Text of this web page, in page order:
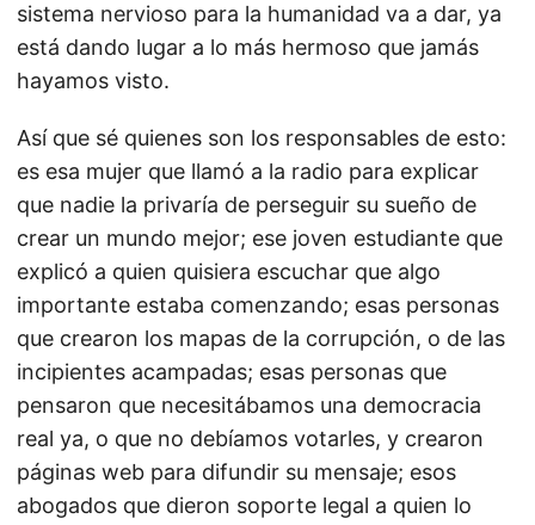
sistema nervioso para la humanidad va a dar, ya
está dando lugar a lo más hermoso que jamás
hayamos visto.
Así que sé quienes son los responsables de esto:
es esa mujer que llamó a la radio para explicar
que nadie la privaría de perseguir su sueño de
crear un mundo mejor; ese joven estudiante que
explicó a quien quisiera escuchar que algo
importante estaba comenzando; esas personas
que crearon los mapas de la corrupción, o de las
incipientes acampadas; esas personas que
pensaron que necesitábamos una democracia
real ya, o que no debíamos votarles, y crearon
páginas web para difundir su mensaje; esos
abogados que dieron soporte legal a quien lo